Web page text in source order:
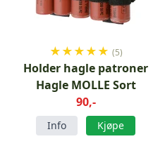
★★★★★ (5)
Holder hagle patroner
Hagle MOLLE Sort
90,-
Info Kjøpe